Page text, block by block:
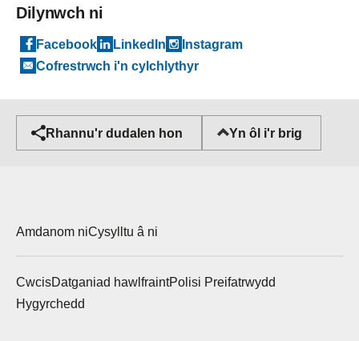
Dilynwch ni
Facebook LinkedIn
Instagram
Cofrestrwch i'n cylchlythyr
Rhannu'r dudalen hon Yn ôl i'r brig
Amdanom niCysylltu â ni
CwcisDatganiad hawlfraintPolisi Preifatrwydd
Hygyrchedd